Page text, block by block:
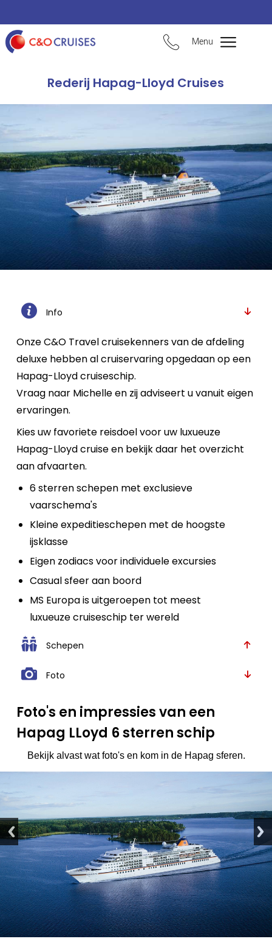
Menu
Rederij Hapag-Lloyd Cruises
Info
Onze C&O Travel cruisekenners van de afdeling
deluxe hebben al cruiservaring opgedaan op een
Hapag-Lloyd cruiseschip.
Vraag naar Michelle en zij adviseert u vanuit eigen
ervaringen.
Kies uw favoriete reisdoel voor uw luxueuze
Hapag-Lloyd cruise en bekijk daar het overzicht
aan afvaarten.
6 sterren schepen met exclusieve
vaarschema's
Kleine expeditieschepen met de hoogste
ijsklasse
Eigen zodiacs voor individuele excursies
Casual sfeer aan boord
MS Europa is uitgeroepen tot meest
luxueuze cruiseschip ter wereld
Schepen
Foto
Foto's en impressies van een
Hapag LLoyd 6 sterren schip
Bekijk alvast wat foto's en kom in de Hapag sferen.